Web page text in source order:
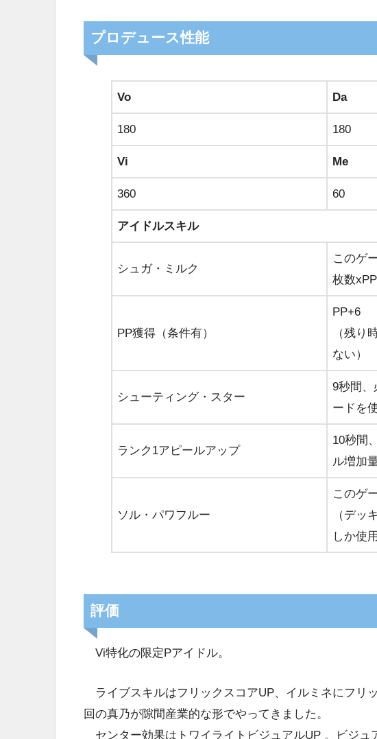
プロデュース性能
Vo Da
180 180
Vi Me
360 60
アイドルスキル
シュガ・ミルク
このゲ
枚数
PP獲得（条件有）
PP+6
（残り
ない）
シューティング・スター
9秒間、
ードを
ランク1アピールアップ
10秒間
ル増加
ソル・パワフルー
このゲ
（デッ
しか使
評価
Vi特化の限定Pアイドル。
ライブスキルはフリックスコアUP、イルミネにフリ
回の真乃が隙間産業的な形でやってきました。
センター効果はトワイライトビジュアルUP 。ビジュ